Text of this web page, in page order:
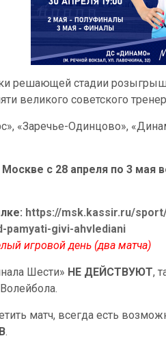
решающей стадии
великого советского
«Заречье-Одинцово»,
Москве с 28 апреля по 3 мая
https://msk.kassir.ru/
pamyati-givi-ahvlediani
игровой день (два матча)
Шести» НЕ ДЕЙСТВУЮТ,
матч, всегда есть
.